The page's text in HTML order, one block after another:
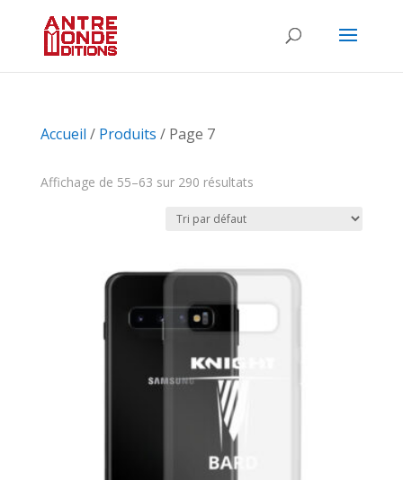
Accueil / Produits / Page 7
Affichage de 55–63 sur 290 résultats